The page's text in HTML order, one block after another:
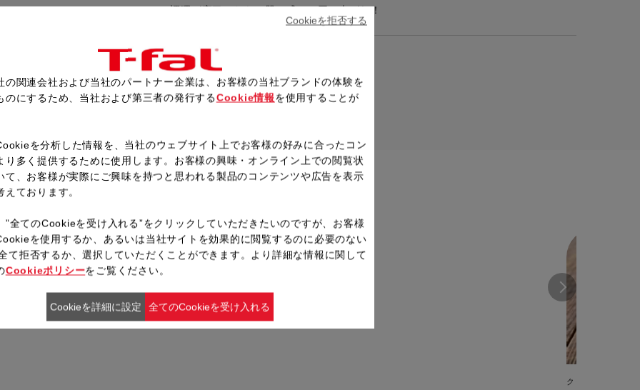
調理が完了したら、器に盛って召し上がれ！
レシピ一覧へ戻る
クックフォーミー
の関連会社および当社のパートナー企業は、お客様の当社ブランドの体験を
のにするため、当社および第三者の発行するCookie情報 を使用することが
を分析した情報を、当社のウェブサイト上でお客様の好みに合ったコン
り多く提供するために使用します。お客様の興味・オンライン上での閲覧状
て、お客様が実際にご興味を持つと思われる製品のコンテンツや広告を表示
えております。
”全てのCookieを受け入れる”をクリックしていただきたいのですが、お客様
を使用するか、あるいは当社サイトを効果的に閲覧するのに必要のない
て拒否するか、選択していただくことができます。より詳細な情報に関して
Cookieポリシーをご覧ください。
Cookieを拒否する
Cookieを詳細に設定 全てのCookieを受け入れる